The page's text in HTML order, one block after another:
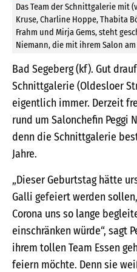
Das Team der Schnittgalerie mit
Kruse, Charline Hoppe, Thabita
Frahm und Mirja Gems, steht
Niemann, die mit ihrem Salon
Bad Segeberg (kf). Gut
Schnittgalerie (Oldesloer
eigentlich immer. Derzeit
rund um Salonchefin Peggi
denn die Schnittgalerie
Jahre.
„Dieser Geburtstag hätte
Galli gefeiert werden
Corona uns so lange
einschränken würde“, sagt
ihrem tollen Team Essen
feiern möchte. Denn sie